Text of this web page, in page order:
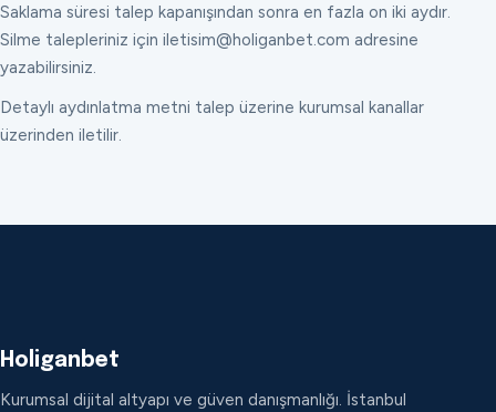
Saklama süresi talep kapanışından sonra en fazla on iki aydır.
Silme talepleriniz için iletisim@holiganbet.com adresine
yazabilirsiniz.
Detaylı aydınlatma metni talep üzerine kurumsal kanallar
üzerinden iletilir.
Holiganbet
Kurumsal dijital altyapı ve güven danışmanlığı. İstanbul